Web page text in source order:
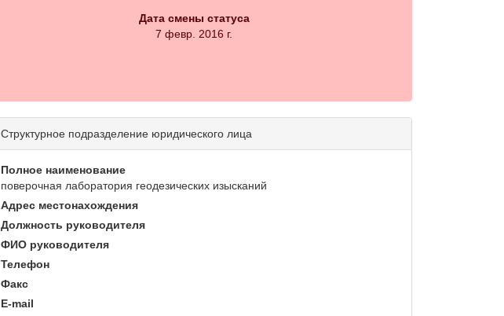
Дата смены статуса
7 февр. 2016 г.
Структурное подразделение юридического лица
Полное наименование
поверочная лаборатория геодезических изысканий
Адрес местонахождения
Должность руководителя
ФИО руководителя
Телефон
Факс
E-mail